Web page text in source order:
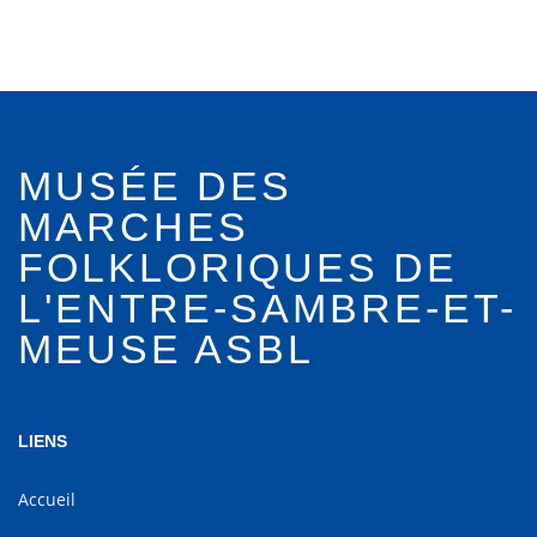
MUSÉE DES
MARCHES
FOLKLORIQUES DE
L'ENTRE-SAMBRE-ET-
MEUSE ASBL
LIENS
Accueil